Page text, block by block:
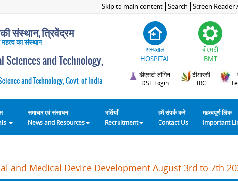
Skip to main content Search Screen Reader
संस्थान, त्रिवेंद्रम
महत्व का संस्थान
and Technology,
and Technology, Govt. of India
अस्पताल
HOSPITAL
बीएमटी
BMT
डीएसटी लॉगिन
DST Login
टीआरसी
TRC
समाचार एवं संसाधन
News and Resources
भर्तियाँ
Recruitment
हमें संपर्क करें
Contact Us
महत्वपूर्ण लिंक
Important
and Medical Device Development August 3rd to 7th